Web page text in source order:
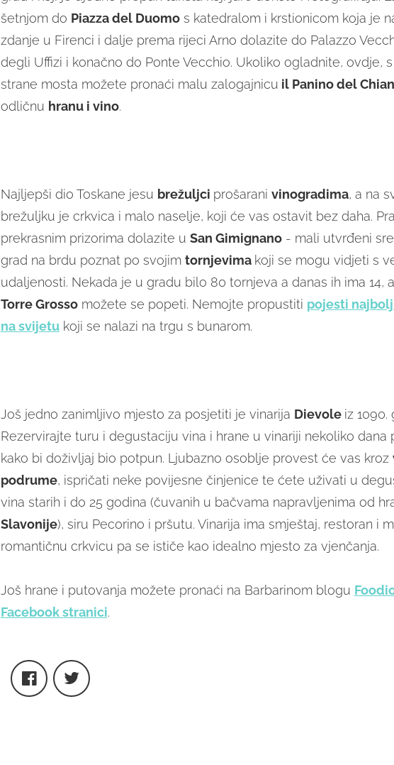
šetnjom do Piazza del Duomos katedralom i krstionicom koja je
zdanje u Firenci i dalje prema rijeci Arno dolazite do Palazzo
degli Uffizi i konačno do Ponte Vecchio. Ukoliko ogladnite, ovdje,
strane mosta možete pronaći malu zalogajnicu il Panino del
odličnu hranu i vino.
Najljepši dio Toskane jesu brežuljci prošarani vinogradima, a na
brežuljku je crkvica i malo naselje, koji će vas ostavit bez daha.
prekrasnim prizorima dolazite u San Gimignano- mali utvrđeni
grad na brdu poznat po svojim tornjevima koji se mogu vidjeti s
udaljenosti. Nekada je u gradu bilo 80 tornjeva a danas ih ima 14,
Torre Grossomožete se popeti. Nemojte propustiti pojesti
na svijetukoji se nalazi na trgu s bunarom.
Još jedno zanimljivo mjesto za posjetiti je vinarija Dievole iz 1090.
Rezervirajte turu i degustaciju vina i hrane u vinariji nekoliko dana
kako bi doživljaj bio potpun. Ljubazno osoblje provest će vas kroz
podrume, ispričati neke povijesne činjenice te ćete uživati u
vina starih i do 25 godina (čuvanih u bačvama napravljenima od
Slavonije), siru Pecorino i pršutu. Vinarija ima smještaj, restoran i
romantičnu crkvicu pa se ističe kao idealno mjesto za vjenčanja.
Još hrane i putovanja možete pronaći na Barbarinom blogu
Facebook stranici.